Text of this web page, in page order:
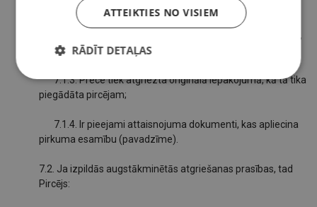
nekā 14 dienas;
7.1.2. Prece ir standarta, pilnā komplektācijā, nav bojāta,
netika nepiemēroti izmantota vai nav izmaiņas tās izskatā;
7.1.3. Prece tiek atgriezta oriģinālā iepakojumā, kā tā tika
piegādāta pircējam;
7.1.4. Ir pieejami attaisnojuma dokumenti, kas apliecina
pirkuma esamību (pavadzīme).
7.2. Ja izpildās augstākminētās atgriešanas prasības, tad
Pircējs:
ATTEIKTIES NO VISIEM
RĀDĪT DETAĻAS